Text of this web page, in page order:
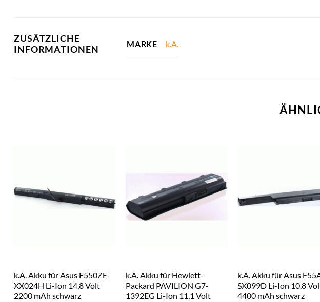
ZUSÄTZLICHE
INFORMATIONEN
MARKE k.A.
k.A. Akku für Asus F550ZE-
XX024H Li-Ion 14,8 Volt
2200 mAh schwarz
k.A. Akku für Hewlett-
Packard PAVILION G7-
1392EG Li-Ion 11,1 Volt
k.A. Akku für Asus
SX099D Li-Ion 10,8
4400 mAh schwarz